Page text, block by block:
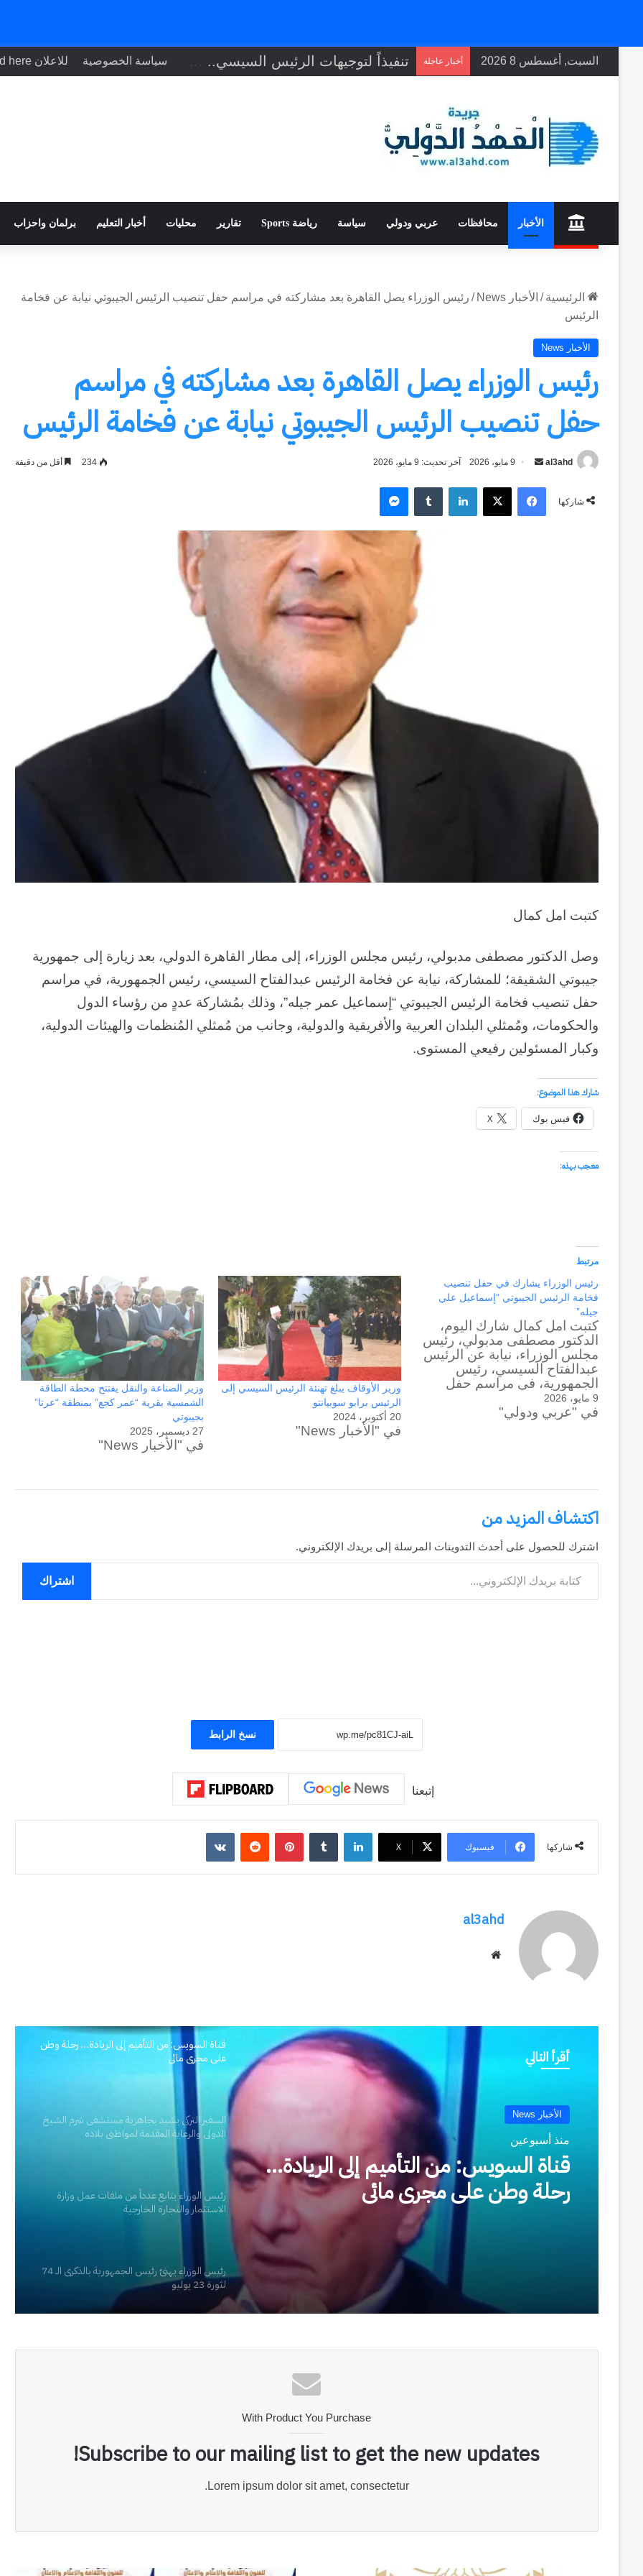
السبت, أغسطس 8 2026 أخبار عاجلة تنفيذاً لتوجيهات الرئيس السيسي.. وزير الصحة يبحث مع نظيره التشادي سياسة الخصوصية للاعلان Your ad here
الأخبار محافظات عربي ودولي سياسة رياضة Sports تقارير محليات أخبار التعليم برلمان واحزاب
الرئيسية / الأخبار News / رئيس الوزراء يصل القاهرة بعد مشاركته في مراسم حفل تنصيب الرئيس الجيبوتي نيابة عن فخامة
الرئيس
الأخبار News
رئيس الوزراء يصل القاهرة بعد مشاركته في مراسم
حفل تنصيب الرئيس الجيبوتي نيابة عن فخامة الرئيس
al3ahd
أرسل
إلكترونيا
9 مايو، 2026 آخر تحديث: 9 مايو، 2026 234 أقل من دقيقة
شاركها
فيسبوك‫X لينكدإن
‏Tumblr ماسنجر
كتبت امل كمال
وصل الدكتور مصطفى مدبولي، رئيس مجلس الوزراء، إلى مطار القاهرة الدولي، بعد زيارة إلى جمهورية
جيبوتي الشقيقة؛ للمشاركة، نيابة عن فخامة الرئيس عبدالفتاح السيسي، رئيس الجمهورية، في مراسم
حفل تنصيب فخامة الرئيس الجيبوتي “إسماعيل عمر جيله”، وذلك بمُشاركة عددٍ من رؤساء الدول
والحكومات، ومُمثلي البلدان العربية والأفريقية والدولية، وجانب من مُمثلي المُنظمات والهيئات الدولية،
وكبار المسئولين رفيعي المستوى.
شارك هذا الموضوع:
فيس بوك
X
معجب بهذه:
مرتبط
رئيس الوزراء يشارك في حفل تنصيب
فخامة الرئيس الجيبوتي “إسماعيل علي
جيله”
كتبت امل كمال شارك اليوم،
الدكتور مصطفى مدبولي، رئيس
مجلس الوزراء، نيابة عن الرئيس
عبدالفتاح السيسي، رئيس
الجمهورية، في مراسم حفل
تنصيب رئيس جمهورية جيبوتي
الشقيقة "إسماعيل عمر جيله"،
9 مايو، 2026
في "عربي ودولي"
وزير الأوقاف يبلغ تهنئة الرئيس السيسي إلى
الرئيس برابو سوبيانتو
20 أكتوبر، 2024
في "الأخبار News"
وزير الصناعة والنقل يفتتح محطة الطاقة
الشمسية بقرية “عمر كجع” بمنطقة “عرتا”
بجيبوتي
27 ديسمبر، 2025
في "الأخبار News"
اكتشاف المزيد من
اشترك للحصول على أحدث التدوينات المرسلة إلى بريدك الإلكتروني.
كتابة بريدك الإلكتروني...
اشتراك
نسخ الرابط
إتبعنا
شاركها فيسبوك ‫X
لينكدإن
‏Tumblr بينتيريست
‏Reddit
‏VKontakte
al3ahd
أقرأ التالي
الأخبار News
منذ أسبوعين
السفير التركي يشيد بجاهزية مستشفى
شرم الشيخ الدولي والرعاية المقدمة
لمواطني بلاده
قناة السويس: من التأميم إلى الريادة… رحلة وطن
على مجرى مائي
السفير التركي يشيد بجاهزية مستشفى شرم الشيخ
الدولي والرعاية المقدمة لمواطني بلاده
رئيس الوزراء يتابع عدداً من ملفات عمل وزارة
الاستثمار والتجارة الخارجية
رئيس الوزراء يهنئ رئيس الجمهورية بالذكرى الـ 74
لثورة 23 يوليو
With Product You Purchase
Subscribe to our mailing list to get the new updates!
Lorem ipsum dolor sit amet, consectetur.
الـ
CIA
و
٢٣
يوليو..
القاضية